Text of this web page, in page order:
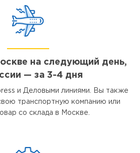
на следующий день,
— за 3-4 дня
и Деловыми линиями. Вы также
транспортную компанию или
со склада в Москве.